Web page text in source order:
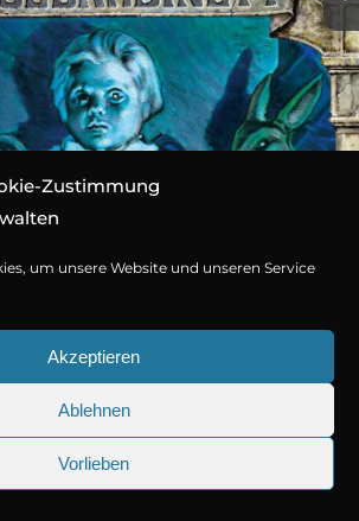
Zustimmung
um unsere Website und unseren Service
Akzeptieren
Ablehnen
Vorlieben